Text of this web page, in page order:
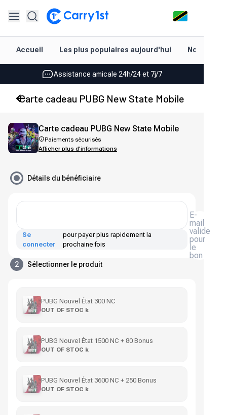
Accueil Les plus populaires aujourd'hui
Les meilleures offres pour vos meilleurs jeux
Assistance amicale 24h/24 et 7j/7
Noté 4,45 sur Google Play et l'App Store
Les meilleures offres pour vos meilleurs jeux
Noté 4,45 sur Google Play et l'App Store
Carte cadeau PUBG New State Mobile
Carte cadeau PUBG New State Mobile
Paiements sécurisés
Afficher plus d'informations
Détails du bénéficiaire
E-
mail
valide
pour
le
bon
Se
connecter
pour payer plus rapidement la
prochaine fois
2 Sélectionner le produit
PUBG Nouvel État 300 NC
OUT OF STOC k
PUBG Nouvel État 1500 NC + 80 Bonus
OUT OF STOC k
PUBG Nouvel État 3600 NC + 250 Bonus
OUT OF STOC k